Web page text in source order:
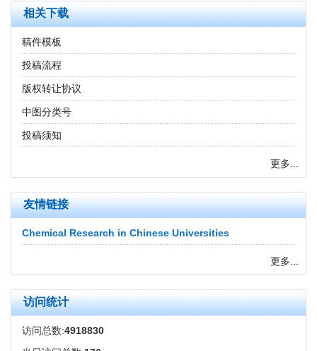
相关下载
稿件模板
投稿流程
版权转让协议
中图分类号
投稿须知
更多...
友情链接
Chemical Research in Chinese Universities
更多...
访问统计
访问总数:4918830